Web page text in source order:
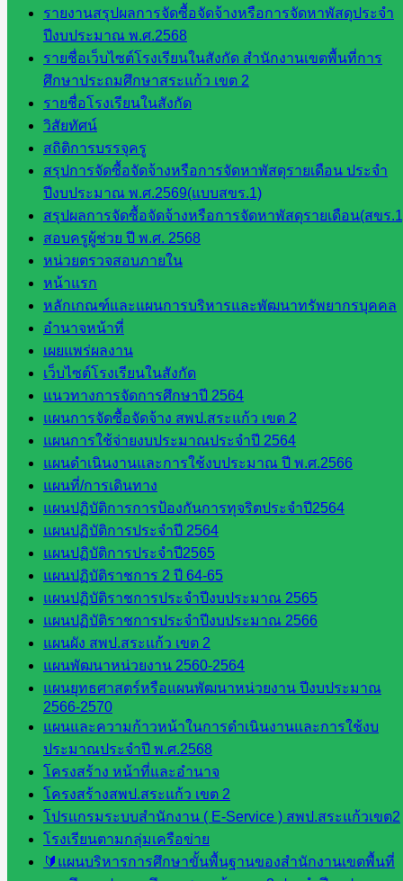
รายงานสรุปผลการจัดซื้อจัดจ้างหรือการจัดหาพัสดุประจำ
ปีงบประมาณ พ.ศ.2568
รายชื่อเว็บไซต์โรงเรียนในสังกัด สำนักงานเขตพื้นที่การ
ศึกษาประถมศึกษาสระแก้ว เขต 2
รายชื่อโรงเรียนในสังกัด
วิสัยทัศน์
สถิติการบรรจุครู
สรุปการจัดซื้อจัดจ้างหรือการจัดหาพัสดุรายเดือน ประจำ
ปีงบประมาณ พ.ศ.2569(แบบสขร.1)
สรุปผลการจัดซื้อจัดจ้างหรือการจัดหาพัสดุรายเดือน(สขร
สอบครูผู้ช่วย ปี พ.ศ. 2568
หน่วยตรวจสอบภายใน
หน้าแรก
หลักเกณฑ์และแผนการบริหารและพัฒนาทรัพยากรบุคคล
อำนาจหน้าที่
เผยแพร่ผลงาน
เว็บไซต์โรงเรียนในสังกัด
แนวทางการจัดการศึกษาปี 2564
แผนการจัดซื้อจัดจ้าง สพป.สระแก้ว เขต 2
แผนการใช้จ่ายงบประมาณประจำปี 2564
แผนดำเนินงานและการใช้งบประมาณ ปี พ.ศ.2566
แผนที่/การเดินทาง
แผนปฏิบัติการการป้องกันการทุจริตประจำปี2564
แผนปฏิบัติการประจำปี 2564
แผนปฏิบัติการประจำปี2565
แผนปฏิบัติราชการ 2 ปี 64-65
แผนปฏิบัติราชการประจำปีงบประมาณ 2565
แผนปฏิบัติราชการประจำปีงบประมาณ 2566
แผนผัง สพป.สระแก้ว เขต 2
แผนพัฒนาหน่วยงาน 2560-2564
แผนยุทธศาสตร์หรือแผนพัฒนาหน่วยงาน ปีงบประมาณ
2566-2570
แผนและความก้าวหน้าในการดำเนินงานและการใช้งบ
ประมาณประจำปี พ.ศ.2568
โครงสร้าง หน้าที่และอำนาจ
โครงสร้างสพป.สระแก้ว เขต 2
โปรแกรมระบบสำนักงาน ( E-Service ) สพป.สระแก้วเขต2
โรงเรียนตามกลุ่มเครือข่าย
🔰แผนบริหารการศึกษาขั้นพื้นฐานของสำนักงานเขตพื้นที่
สำนักงาน
กลุ่
มอำนวย
การ
กลุ่ม
บริหาร
งานงาน
เงินและ
สินทรัพย์
กลุ่มน
โยบาย
และแผน
กลุ่มส่ง
เสริมการ
จัดการ
ศึกษา
กลุ่ม
บริหาร
งาน
บุคคล
กลุ่ม
พัฒนาครู
และบุ
คลากรฯ
กลุ่มนิ
เทศ
ติดตาม
และประ
เมินผลฯ
เว็บไซต์
หลักสูตร
ต้าน
ทุจริต
ห้อง
นิเทศ
ศน.นิพนธ์
พรมพิไล